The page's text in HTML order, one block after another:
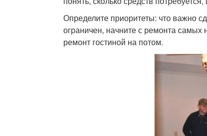
Определите приоритеты: что важно
ограничен, начните с ремонта самых
ремонт гостиной на потом.